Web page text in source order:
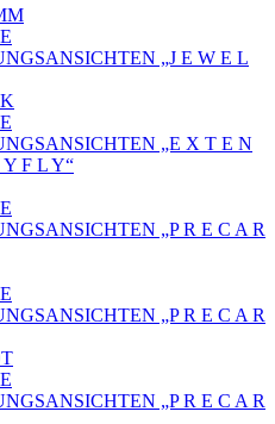
„J E W E L
„E X T E N
F L Y“
„P R E C A R
„P R E C A R
„P R E C A R